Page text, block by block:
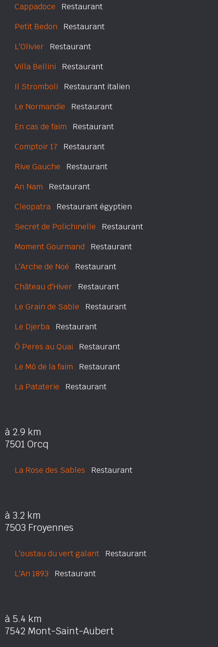
Cappadoce Restaurant
Petit Bedon Restaurant
L'Olivier Restaurant
Villa Bellini Restaurant
Il Stromboli Restaurant italien
Le Normandie Restaurant
En cas de faim Restaurant
Comptoir 17 Restaurant
Rive Gauche Restaurant
An Nam Restaurant
Cleopatra Restaurant égyptien
Secret de Polichinelle Restaurant
Moment Gourmand Restaurant
L'Arche de Noé Restaurant
Château d'Hiver Restaurant
Le Grain de Sable Restaurant
Le Djerba Restaurant
Ô Peres au Quai Restaurant
Le Mô de la faim Restaurant
La Pataterie Restaurant
à 2.9 km
7501 Orcq
La Rose des Sables Restaurant
à 3.2 km
7503 Froyennes
L'oustau du vert galant Restaurant
L'An 1893 Restaurant
à 5.4 km
7542 Mont-Saint-Aubert